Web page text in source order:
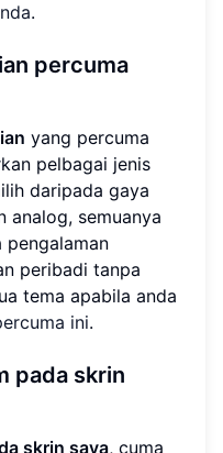
.
percuma
yang percuma
pelbagai jenis
daripada gaya
analog, semuanya
pengalaman
peribadi tanpa
tema apabila anda
ini.
pada skrin
skrin saya, cuma